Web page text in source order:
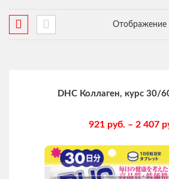
Отображение
DHC Коллаген, курс 30/
921 руб. – 2 407